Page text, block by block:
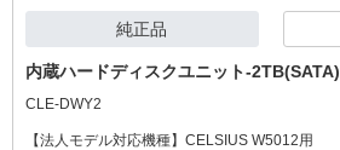
純正品
内蔵ハードディスクユニット-2TB(SATA)
CLE-DWY2
【法人モデル対応機種】CELSIUS W5012用